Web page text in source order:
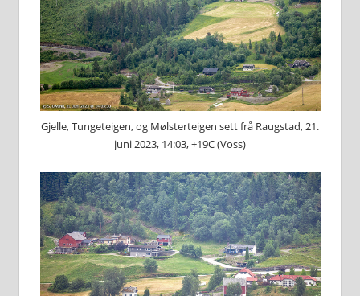
Gjelle, Tungeteigen, og Mølsterteigen sett frå Raugstad, 21.
juni 2023, 14:03, +19C (Voss)